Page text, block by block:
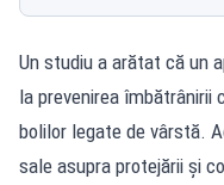
Un studiu a arătat că un
la prevenirea îmbătrânirii
bolilor legate de vârstă.
sale asupra protejării și